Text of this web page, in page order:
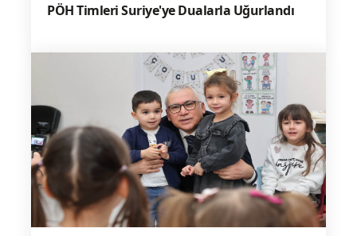
PÖH Timleri Suriye'ye Dualarla Uğurlandı